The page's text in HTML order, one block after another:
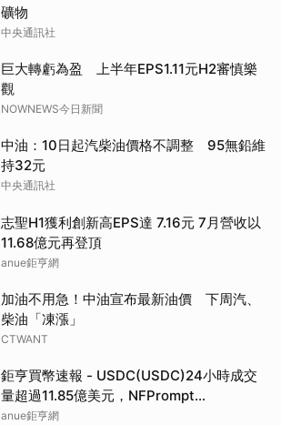
礦物
中央通訊社
巨大轉虧為盈 上半年EPS1.11元H2審慎樂
觀
NOWNEWS今日新聞
中油：10日起汽柴油價格不調整 95無鉛維
持32元
中央通訊社
志聖H1獲利創新高EPS達 7.16元 7月營收以
11.68億元再登頂
anue鉅亨網
加油不用急！中油宣布最新油價 下周汽、
柴油「凍漲」
CTWANT
鉅亨買幣速報 - USDC(USDC)24小時成交
量超過11.85億美元，NFPrompt
Token(NFP)24小時漲幅達66.2%
anue鉅亨網